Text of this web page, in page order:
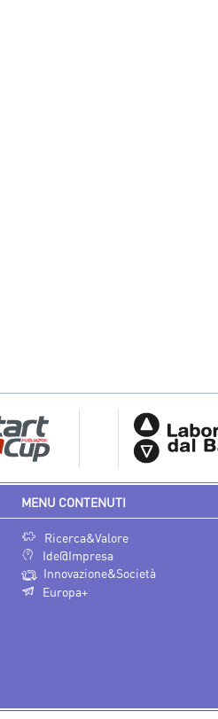
MENU CONTENUTI
Ricerca&Valore
Ide@Impresa
Innovazione&Società
Europa+